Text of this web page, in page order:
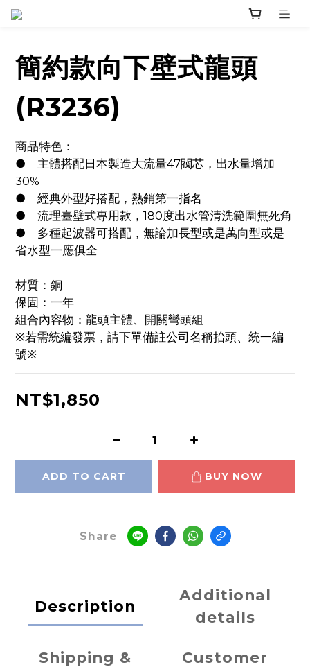
簡約款向下壁式龍頭
(R3236)
商品特色：
●	主體搭配日本製造大流量47閥芯，出水量增加
30%
●	經典外型好搭配，熱銷第一指名
●	流理臺壁式專用款，180度出水管清洗範圍無死角
●	多種起波器可搭配，無論加長型或是萬向型或是
省水型一應俱全
材質：銅
保固：一年
組合內容物：龍頭主體、開關彎頭組
※若需統編發票，請下單備註公司名稱抬頭、統一編
號※
NT$1,850
ADD TO CART BUY NOW
Share
Description
Additional
details
Shipping &
Customer